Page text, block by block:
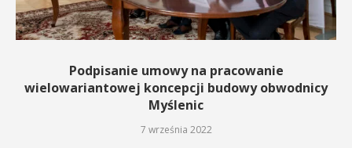
Podpisanie umowy na pracowanie
wielowariantowej koncepcji budowy obwodnicy
Myślenic
7 września 2022